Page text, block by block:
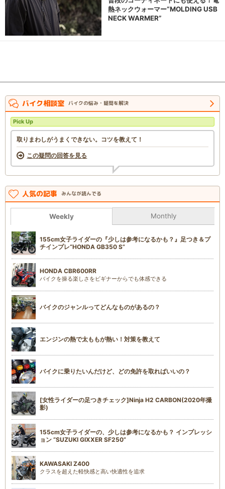
熱ネックウォーマー“MOLDING USB
NECK WARMER”
バイク相談室 バイクの悩み・疑問を解決
Pick Up
取りまわしがうまくできない。コツを教えて！
この疑問の回答を見る
人気の記事 みんなが読んでる
Weekly Monthly
155cm女子ライダーの『少しは参考になるかも？』足つき＆プ
チインプレ“HONDA GB350 S”
HONDA CBR600RR
バイクを操る楽しさをビギナーからでも体感できる
バイクのジャンルってどんなものがあるの？
エンジンの熱で太ももが熱い！対策を教えて
バイクに乗りたいんだけど、どの免許を取ればいいの？
[女性ライダーの足つきチェック]Ninja H2 CARBON(2020年撮
影)
155cm女子ライダーの、少しは参考になるかも？ インプレッシ
ョン “SUZUKI GIXXER SF250”
KAWASAKI Z400
クラスを超えた軽快感と高い快適性を追求